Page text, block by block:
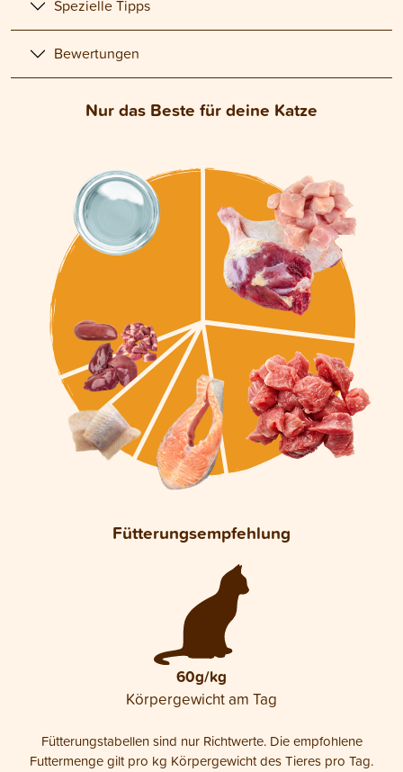
Spezielle Tipps
Bewertungen
Nur das Beste für deine Katze
Fütterungsempfehlung
60g/kg
Körpergewicht am Tag
Fütterungstabellen sind nur Richtwerte. Die empfohlene
Futtermenge gilt pro kg Körpergewicht des Tieres pro Tag.